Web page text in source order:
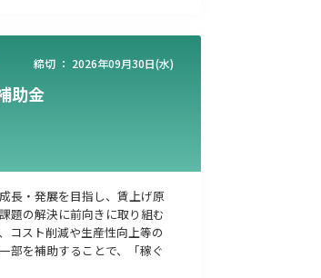
締切 ： 2026年09月30日(水)
助金
長・発展を目指し、賃上げ原
題の解決に前向きに取り組む
コスト削減や生産性向上等の
部を補助することで、「稼ぐ